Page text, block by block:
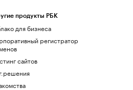
продукты РБК
для бизнеса
регистратор
сайтов